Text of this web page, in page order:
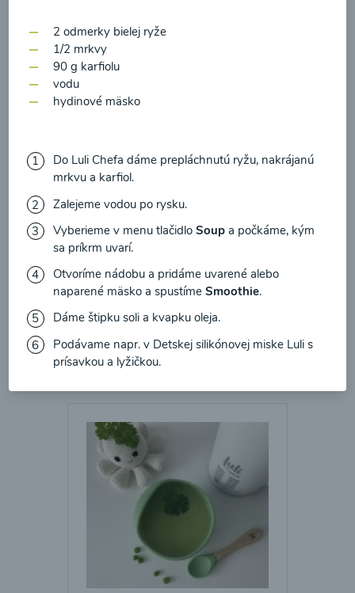
00:17
Kalerábovo-cuketová
polievka s hráškom
00:17 Zobraziť
2 odmerky bielej ryže
1/2 mrkvy
90 g karfiolu
vodu
hydinové mäsko
Do Luli Chefa dáme prepláchnutú ryžu, nakrájanú
mrkvu a karfiol.
Zalejeme vodou po rysku.
Vyberieme v menu tlačidloSoup a počkáme, kým
sa príkrm uvarí.
Otvoríme nádobu a pridáme uvarené alebo
naparené mäsko a spustímeSmoothie.
Dáme štipku soli a kvapku oleja.
Podávame napr. v Detskej silikónovej miske Luli s
prísavkou a lyžičkou.
prečítal(a)informácie o Ochrane osobných
údajova súhlasím s nimi.